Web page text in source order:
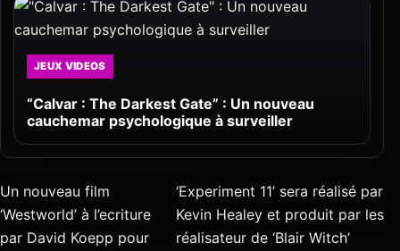
JEUX VIDEOS
“Calvar : The Darkest Gate” : Un nouveau
cauchemar psychologique à surveiller
Un nouveau film
‘Westworld’ à l’ecriture
par David Koepp pour
‘Experiment 11’ sera réalisé par
Kevin Healey et produit par les
réalisateur de ‘Blair Witch’